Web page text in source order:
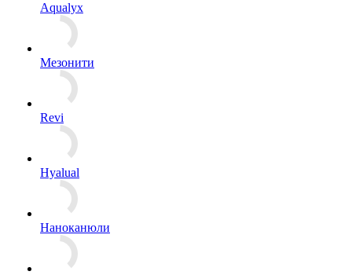
Aqualyx
Мезонити
Revi
Hyalual
Наноканюли